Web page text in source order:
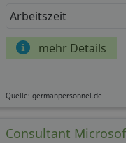
Arbeitszeit
mehr Details
Quelle: germanpersonnel.de
Consultant